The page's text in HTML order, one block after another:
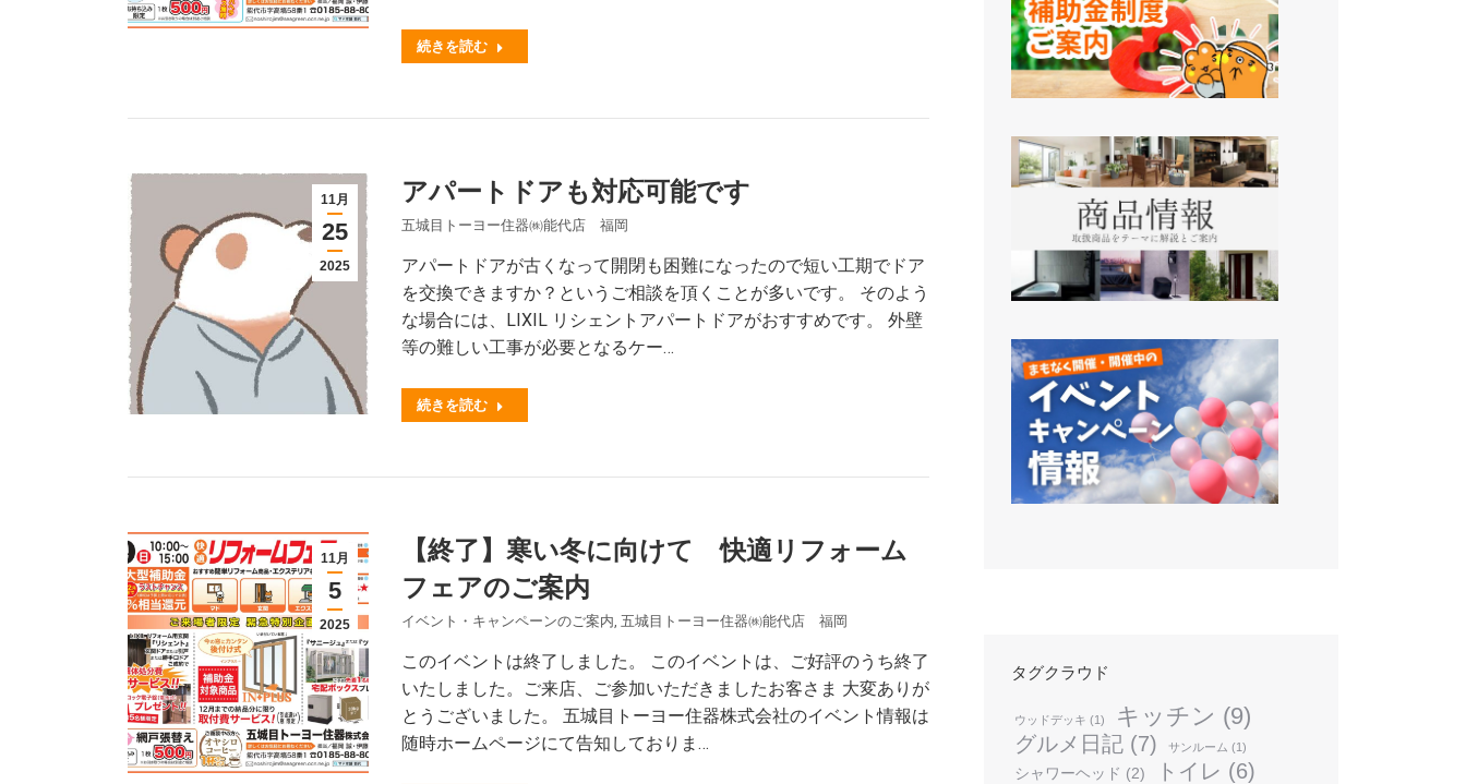
続きを読む
11月
25
2025
アパートドアも対応可能です
五城目トーヨー住器㈱能代店 福岡
アパートドアが古くなって開閉も困難になったので短い工期でドア
を交換できますか？というご相談を頂くことが多いです。 そのよう
な場合には、LIXIL リシェントアパートドアがおすすめです。 外壁
等の難しい工事が必要となるケー…
続きを読む
11月
5
2025
【終了】寒い冬に向けて 快適リフォーム
フェアのご案内
イベント・キャンペーンのご案内, 五城目トーヨー住器㈱能代店 福岡
このイベントは終了しました。 このイベントは、ご好評のうち終了
いたしました。ご来店、ご参加いただきましたお客さま 大変ありが
とうございました。 五城目トーヨー住器株式会社のイベント情報は
随時ホームページにて告知しておりま…
タグクラウド
ウッドデッキ (1) キッチン (9)
グルメ日記 (7) サンルーム (1)
シャワーヘッド (2) トイレ (6)